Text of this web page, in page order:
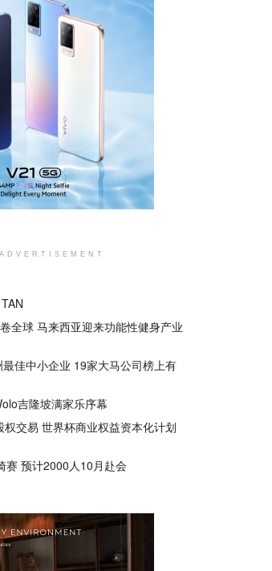
ADVERTISEMENT
全球 马来西亚迎来功能性健身产业
佳中小企业 19家大马公司榜上有
吉隆坡满家乐序幕
权交易 世界杯商业权益资本化计划
赛 预计2000人10月赴会